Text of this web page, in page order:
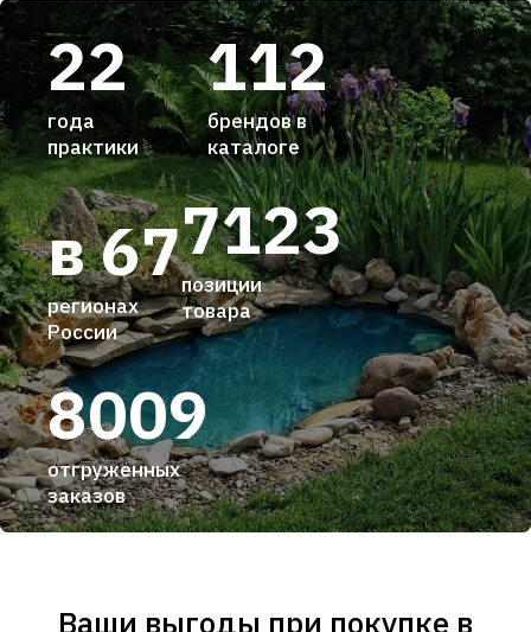
22
года
практики
112
брендов в
каталоге
7123
позиции
товара
8009
отгруженных
заказов
в 67
регионах
России
Ваши выгоды при покупке в